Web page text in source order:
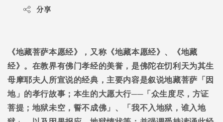
分享
《地藏菩萨本愿经》，又称《地藏本愿经》、《地藏
经》。在教界有佛门孝经的美誉，是佛陀在忉利天为其生
母摩耶夫人所宣说的经典，主要内容是叙说地藏菩萨「因
地」的孝行故事；本生的大愿大行──「众生度尽，方证
菩提；地狱未空，誓不成佛」、「我不入地狱，谁入地